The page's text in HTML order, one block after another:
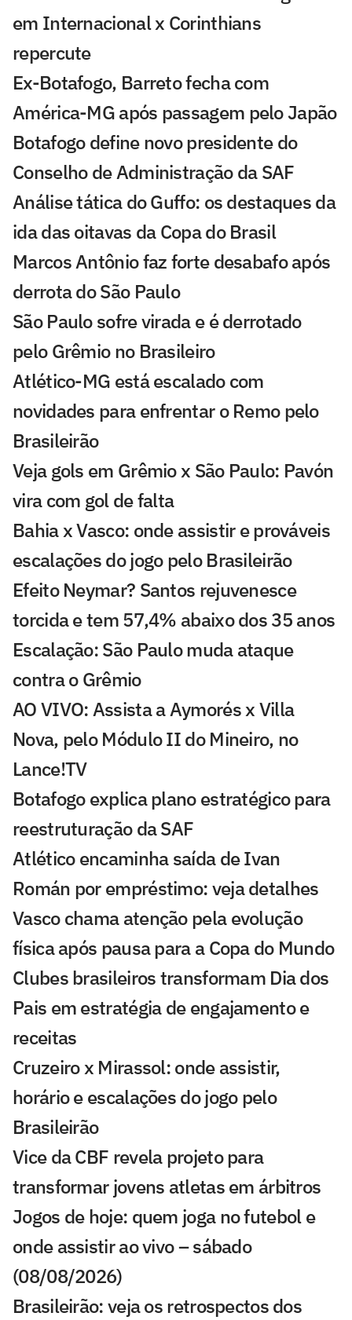
em Internacional x Corinthians
repercute
Ex-Botafogo, Barreto fecha com
América-MG após passagem pelo Japão
Botafogo define novo presidente do
Conselho de Administração da SAF
Análise tática do Guffo: os destaques da
ida das oitavas da Copa do Brasil
Marcos Antônio faz forte desabafo após
derrota do São Paulo
São Paulo sofre virada e é derrotado
pelo Grêmio no Brasileiro
Atlético-MG está escalado com
novidades para enfrentar o Remo pelo
Brasileirão
Veja gols em Grêmio x São Paulo: Pavón
vira com gol de falta
Bahia x Vasco: onde assistir e prováveis
escalações do jogo pelo Brasileirão
Efeito Neymar? Santos rejuvenesce
torcida e tem 57,4% abaixo dos 35 anos
Escalação: São Paulo muda ataque
contra o Grêmio
AO VIVO: Assista a Aymorés x Villa
Nova, pelo Módulo II do Mineiro, no
Lance!TV
Botafogo explica plano estratégico para
reestruturação da SAF
Atlético encaminha saída de Ivan
Román por empréstimo: veja detalhes
Vasco chama atenção pela evolução
física após pausa para a Copa do Mundo
Clubes brasileiros transformam Dia dos
Pais em estratégia de engajamento e
receitas
Cruzeiro x Mirassol: onde assistir,
horário e escalações do jogo pelo
Brasileirão
Vice da CBF revela projeto para
transformar jovens atletas em árbitros
Jogos de hoje: quem joga no futebol e
onde assistir ao vivo – sábado
(08/08/2026)
Brasileirão: veja os retrospectos dos